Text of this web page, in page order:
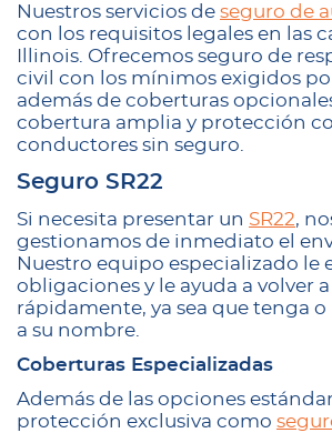
Nuestros servicios de seguro de
con los requisitos legales en las
Illinois. Ofrecemos seguro de
civil con los mínimos exigidos
además de coberturas
cobertura amplia y protección
conductores sin seguro.
Seguro SR22
Si necesita presentar un SR22,
gestionamos de inmediato el
Nuestro equipo especializado le
obligaciones y le ayuda a volver
rápidamente, ya sea que tenga
a su nombre.
Coberturas Especializadas
Además de las opciones
protección exclusiva como